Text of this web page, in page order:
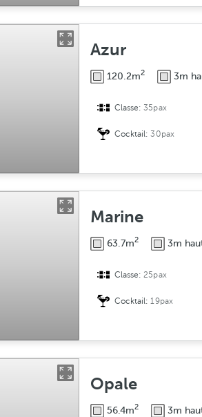
Azur
120.2m2 3m
Classe:35pax
Cocktail:30pax
Marine
63.7m2 3m
Classe:25pax
Cocktail:19pax
Opale
56.4m2 3m